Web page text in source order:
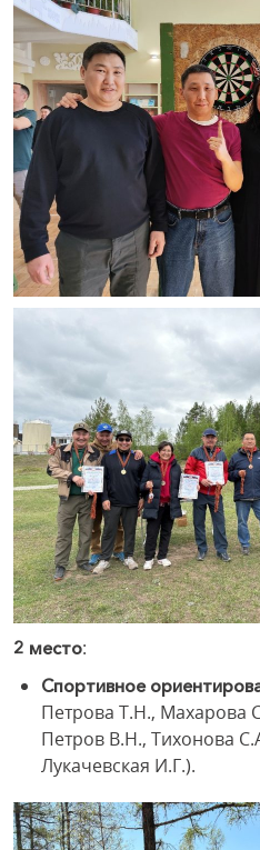
2 место:
Спортивное
Петрова Т.Н., Махарова
Петров В.Н., Тихонова
Лукачевская И.Г.).